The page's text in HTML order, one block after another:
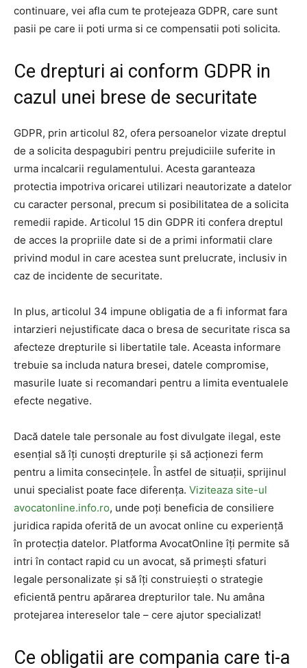
continuare, vei afla cum te protejeaza GDPR, care sunt
pasii pe care ii poti urma si ce compensatii poti solicita.
Ce drepturi ai conform GDPR in
cazul unei brese de securitate
GDPR, prin articolul 82, ofera persoanelor vizate dreptul
de a solicita despagubiri pentru prejudiciile suferite in
urma incalcarii regulamentului. Acesta garanteaza
protectia impotriva oricarei utilizari neautorizate a datelor
cu caracter personal, precum si posibilitatea de a solicita
remedii rapide. Articolul 15 din GDPR iti confera dreptul
de acces la propriile date si de a primi informatii clare
privind modul in care acestea sunt prelucrate, inclusiv in
caz de incidente de securitate.
In plus, articolul 34 impune obligatia de a fi informat fara
intarzieri nejustificate daca o bresa de securitate risca sa
afecteze drepturile si libertatile tale. Aceasta informare
trebuie sa includa natura bresei, datele compromise,
masurile luate si recomandari pentru a limita eventualele
efecte negative.
Dacă datele tale personale au fost divulgate ilegal, este
esențial să îți cunoști drepturile și să acționezi ferm
pentru a limita consecințele. În astfel de situații, sprijinul
unui specialist poate face diferența. Viziteaza site-ul
avocatonline.info.ro, unde poți beneficia de consiliere
juridica rapida oferită de un avocat online cu experiență
în protecția datelor. Platforma AvocatOnline îți permite să
intri în contact rapid cu un avocat, să primești sfaturi
legale personalizate și să îți construiești o strategie
eficientă pentru apărarea drepturilor tale. Nu amâna
protejarea intereselor tale – cere ajutor specializat!
Ce obligatii are compania care ti-a